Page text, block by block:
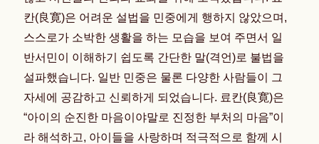
칸(良寛)은 어려운 설법을 민중에게 행하지 않았으며,
스스로가 소박한 생활을 하는 모습을 보여 주면서 일
반서민이 이해하기 쉽도록 간단한 말(격언)로 불법을
설파했습니다. 일반 민중은 물론 다양한 사람들이 그
자세에 공감하고 신뢰하게 되었습니다. 료칸(良寛)은
“아이의 순진한 마음이야말로 진정한 부처의 마음”이
라 해석하고, 아이들을 사랑하며 적극적으로 함께 시